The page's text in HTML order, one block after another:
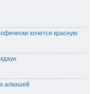
хочется красную
алкашей